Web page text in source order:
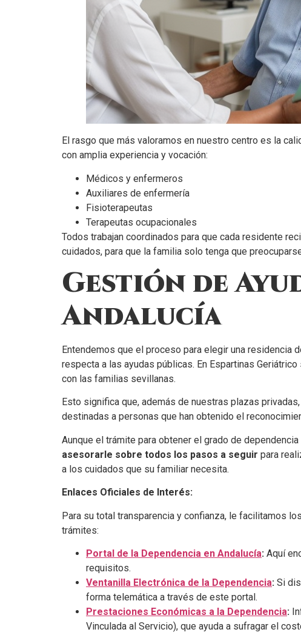
El rasgo que más valoramos en nuestro centro es la
con amplia experiencia y vocación:
Médicos y enfermeros
Auxiliares de enfermería
Fisioterapeutas
Terapeutas ocupacionales
Todos trabajan coordinados para que cada residente
cuidados, para que la familia solo tenga que
Gestión de
Andalucía
Entendemos que el proceso para elegir una residencia
respecta a las ayudas públicas. En Espartinas Geriátrico
con las familias sevillanas.
Esto significa que, además de nuestras plazas
destinadas a personas que han obtenido el
Aunque el trámite para obtener el grado de
asesorarle sobre todos los pasos a seguir para
a los cuidados que su familiar necesita.
Enlaces Oficiales de Interés:
Para su total transparencia y confianza, le facilitamos
trámites:
Portal de la Dependencia en Andalucía: Aquí
requisitos.
Ventanilla Electrónica de la Dependencia: Si
forma telemática a través de este portal.
Prestaciones Económicas a la Dependencia:
Vinculada al Servicio), que ayuda a sufragar el